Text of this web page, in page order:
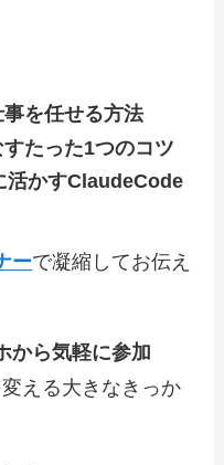
を任せる方法
たった1つのコツ
活かすClaudeCode
ーで凝縮してお伝え
から気軽に参加
える大きなきっか